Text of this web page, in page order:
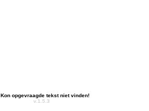
Kon opgevraagde tekst niet vinden!
v.1.5.3